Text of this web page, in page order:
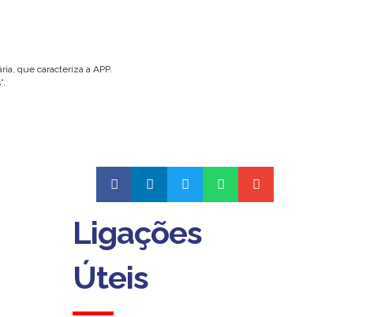
que caracteriza a APP.
Ligações
Úteis
Ligações
Úteis